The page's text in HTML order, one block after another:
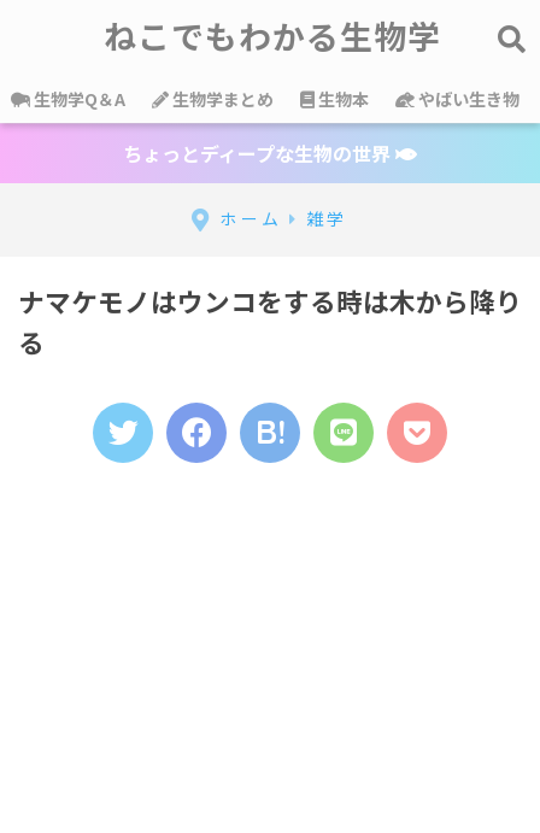
ねこでもわかる生物学
生物学Q＆A 生物学まとめ 生物本 やばい生き物
ちょっとディープな生物の世界
ホーム 雑学
ナマケモノはウンコをする時は木から降り
る